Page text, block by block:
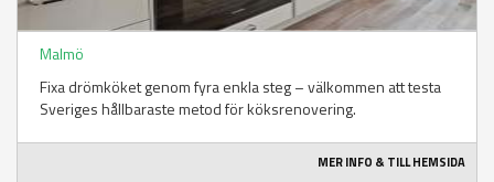
Malmö
Fixa drömköket genom fyra enkla steg – välkommen att testa
Sveriges hållbaraste metod för köksrenovering.
MER INFO & TILL HEMSIDA